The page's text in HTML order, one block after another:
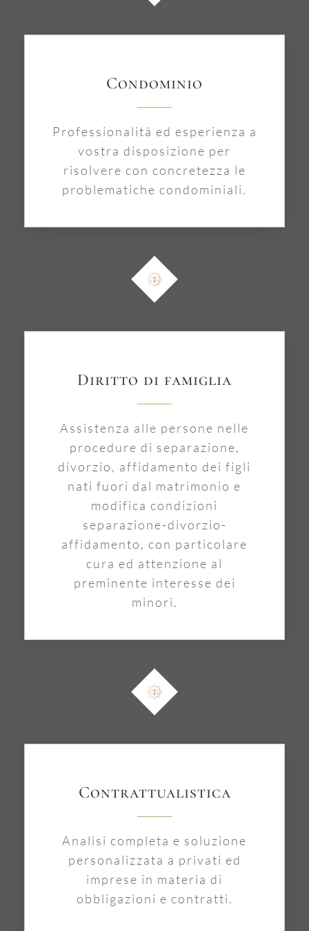
Condominio
Professionalità ed esperienza a
vostra disposizione per
risolvere con concretezza le
problematiche condominiali.
Diritto di famiglia
Assistenza alle persone nelle
procedure di separazione,
divorzio, affidamento dei figli
nati fuori dal matrimonio e
modifica condizioni
separazione-divorzio-
affidamento, con particolare
cura ed attenzione al
preminente interesse dei
minori.
Contrattualistica
Analisi completa e soluzione
personalizzata a privati ed
imprese in materia di
obbligazioni e contratti.